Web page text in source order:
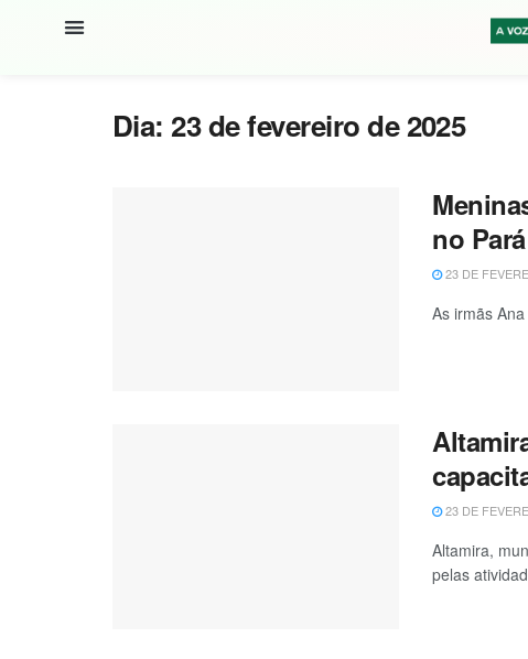
Dia:23 de fevereiro de 2025
no Pará
23 DE
As irmãs
23 DE
Altamira,
pelas